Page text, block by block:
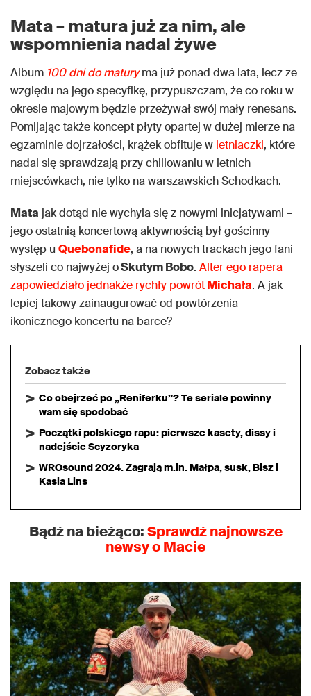
Mata – matura już za nim, ale
wspomnienia nadal żywe
Album 100 dni do maturyma już ponad dwa lata, lecz ze
względu na jego specyfikę, przypuszczam, że co roku w
okresie majowym będzie przeżywał swój mały renesans.
Pomijając także koncept płyty opartej w dużej mierze na
egzaminie dojrzałości, krążek obfituje w letniaczki, które
nadal się sprawdzają przy chillowaniu w letnich
miejscówkach, nie tylko na warszawskich Schodkach.
Mata jak dotąd nie wychyla się z nowymi inicjatywami –
jego ostatnią koncertową aktywnością był gościnny
występ u Quebonafide, a na nowych trackach jego fani
słyszeli co najwyżej oSkutym Bobo. Alter ego rapera
zapowiedziało jednakże rychły powrótMichała. A jak
lepiej takowy zainaugurować od powtórzenia
ikonicznego koncertu na barce?
Zobacz także
Co obejrzeć po „Reniferku”? Te seriale powinny
wam się spodobać
Początki polskiego rapu: pierwsze kasety, dissy i
nadejście Scyzoryka
WROsound 2024. Zagrają m.in. Małpa, susk, Bisz i
Kasia Lins
Bądź na bieżąco:Sprawdź najnowsze
newsy o Macie